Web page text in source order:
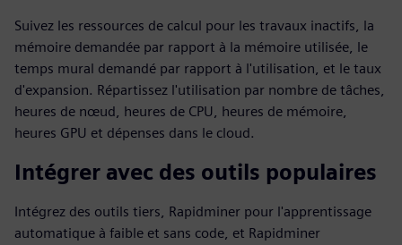
Suivez les ressources de calcul pour les travaux inactifs, la
mémoire demandée par rapport à la mémoire utilisée, le
temps mural demandé par rapport à l'utilisation, et le taux
d'expansion. Répartissez l'utilisation par nombre de tâches,
heures de nœud, heures de CPU, heures de mémoire,
heures GPU et dépenses dans le cloud.
Intégrer avec des outils populaires
Intégrez des outils tiers, Rapidminer pour l'apprentissage
automatique à faible et sans code, et Rapidminer